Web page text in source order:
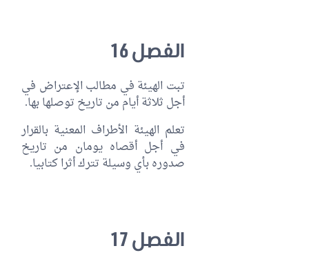
الفصل 16
تبت الهيئة في مطالب الإعتراض في
أجل ثلاثة أيام من تاريخ توصلها بها.
تعلم الهيئة الأطراف المعنية بالقرار
في أجل أقصاه يومان من تاريخ
صدوره بأي وسيلة تترك أثرا كتابيا.
الفصل 17